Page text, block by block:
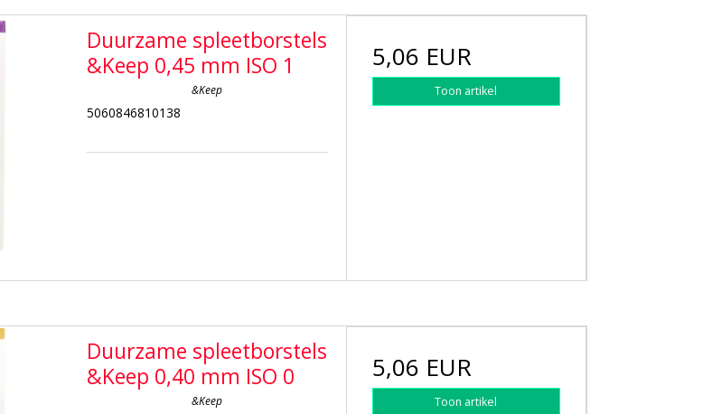
Duurzame spleetborstels
&Keep 0,45 mm ISO 1
&Keep
5060846810138
5,06 EUR
Toon artikel
Duurzame spleetborstels
&Keep 0,40 mm ISO 0
&Keep
5,06 EUR
Toon artikel